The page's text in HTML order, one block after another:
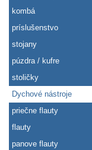
kombá
príslušenstvo
stojany
púzdra / kufre
stoličky
Dychové nástroje
priečne flauty
flauty
panove flauty